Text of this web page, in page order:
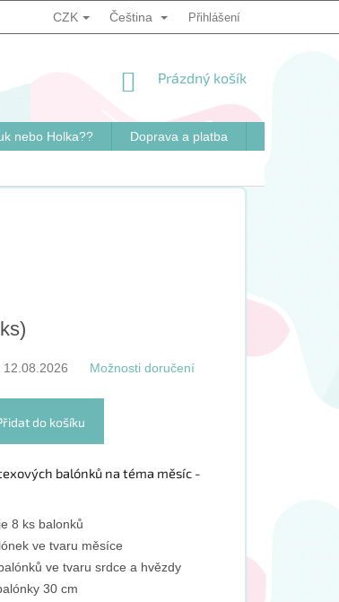
PODMÍNKY OCHRANY OSOBNÍCH ÚDAJŮ
CZK Čeština Přihlášení
NÁKUPNÍ
Prázdný košík
nebo Holka?? Doprava a platba
12.08.2026 Možnosti doručení
do košíku
balónků na téma měsíc -
8 ks balonků
ve tvaru měsíce
ve tvaru srdce a hvězdy
30 cm